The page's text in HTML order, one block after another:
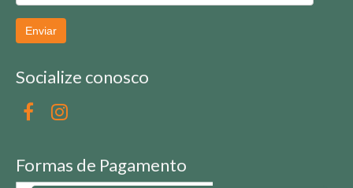
Enviar
Socialize conosco
Formas de Pagamento